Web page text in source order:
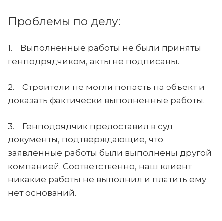
Проблемы по делу:
1. Выполненные работы не были приняты
генподрядчиком, акты не подписаны.
2. Строители не могли попасть на объект и
доказать фактически выполненные работы.
3. Генподрядчик предоставил в суд
документы, подтверждающие, что
заявленные работы были выполнены другой
компанией. Соответственно, наш клиент
никакие работы не выполнил и платить ему
нет оснований.